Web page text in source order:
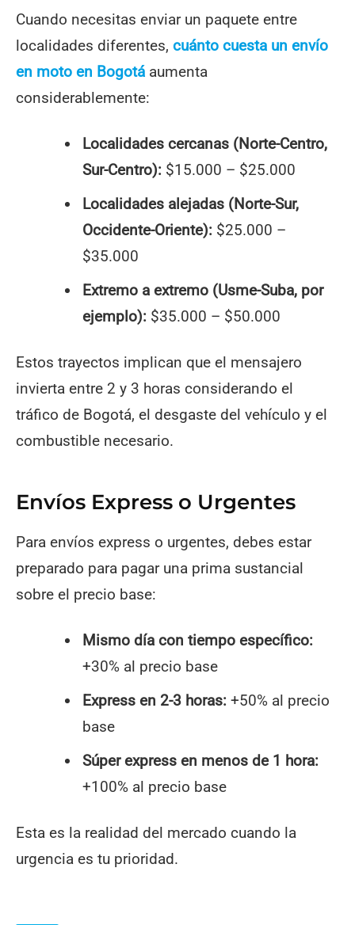
Cuando necesitas enviar un paquete entre
localidades diferentes, cuánto cuesta un envío
en moto en Bogotá aumenta
considerablemente:
Localidades cercanas (Norte-Centro,
Sur-Centro): $15.000 – $25.000
Localidades alejadas (Norte-Sur,
Occidente-Oriente): $25.000 –
$35.000
Extremo a extremo (Usme-Suba, por
ejemplo): $35.000 – $50.000
Estos trayectos implican que el mensajero
invierta entre 2 y 3 horas considerando el
tráfico de Bogotá, el desgaste del vehículo y el
combustible necesario.
Envíos Express o Urgentes
Para envíos express o urgentes, debes estar
preparado para pagar una prima sustancial
sobre el precio base:
Mismo día con tiempo específico:
+30% al precio base
Express en 2-3 horas: +50% al precio
base
Súper express en menos de 1 hora:
+100% al precio base
Esta es la realidad del mercado cuando la
urgencia es tu prioridad.